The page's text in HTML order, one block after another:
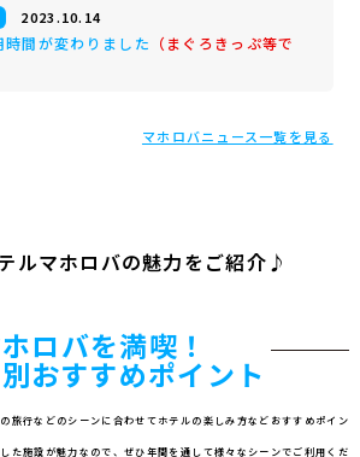
2023.10.14
間が変わりました （まぐろきっぷ等で
マホロバニュース一覧を見る
ルマホロバの魅力をご紹介♪
ロバを満喫！
おすすめポイント
旅行などのシーンに合わせてホテルの楽しみ方などおすすめポイン
た施設が魅力なので、ぜひ年間を通して様々なシーンでご利用くだ